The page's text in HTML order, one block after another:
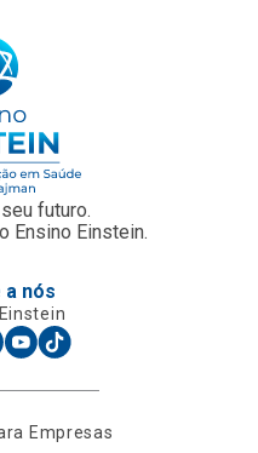
futuro.
Ensino Einstein.
nós
Empresas